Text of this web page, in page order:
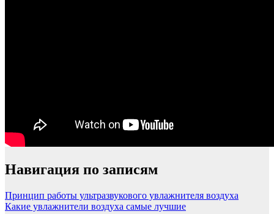
Навигация по записям
Принцип работы ультразвукового увлажнителя воздуха
Какие увлажнители воздуха самые лучшие